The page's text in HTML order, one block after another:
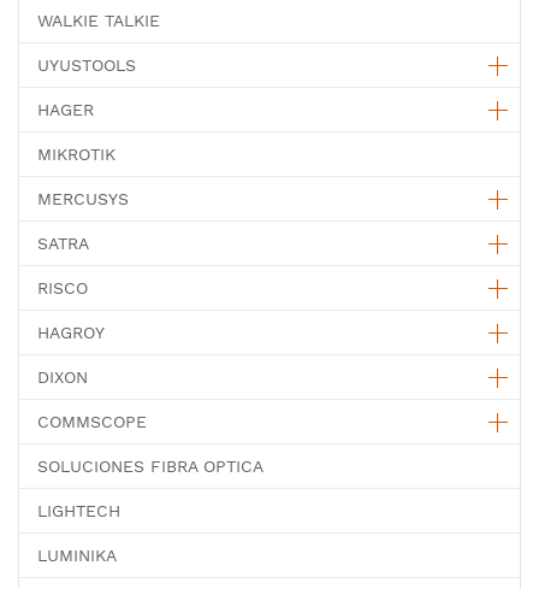
WALKIE TALKIE
UYUSTOOLS
HAGER
MIKROTIK
MERCUSYS
SATRA
RISCO
HAGROY
DIXON
COMMSCOPE
SOLUCIONES FIBRA OPTICA
LIGHTECH
LUMINIKA